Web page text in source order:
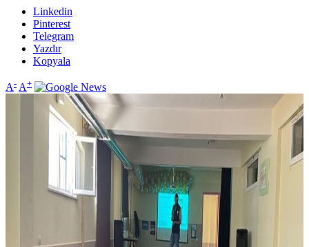
Linkedin
Pinterest
Telegram
Yazdır
Kopyala
A- A+